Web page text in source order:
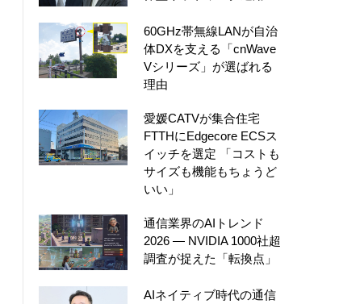
60GHz帯無線LANが自治
体DXを支える「cnWave
Vシリーズ」が選ばれる
理由
愛媛CATVが集合住宅
FTTHにEdgecore ECSス
イッチを選定 「コストも
サイズも機能もちょうど
いい」
通信業界のAIトレンド
2026 ― NVIDIA 1000社超
調査が捉えた「転換点」
AIネイティブ時代の通信